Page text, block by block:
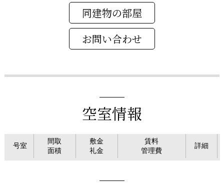
同建物の部屋
空室情報
号室
間取
面積
敷金
礼金
賃料
管理費
詳細